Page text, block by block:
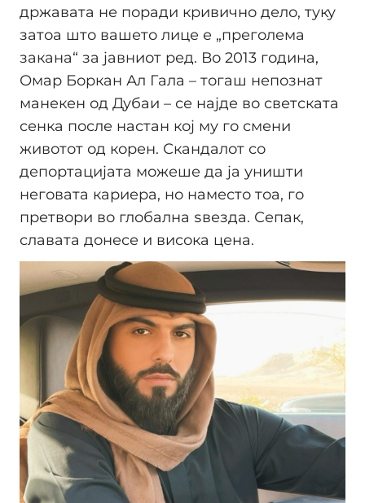
државата не поради кривично дело, туку
затоа што вашето лице е „преголема
закана“ за јавниот ред. Во 2013 година,
Омар Боркан Ал Гала – тогаш непознат
манекен од Дубаи – се најде во светската
сенка после настан кој му го смени
животот од корен. Скандалот со
депортацијата можеше да ја уништи
неговата кариера, но наместо тоа, го
претвори во глобална ѕвезда. Сепак,
славата донесе и висока цена.